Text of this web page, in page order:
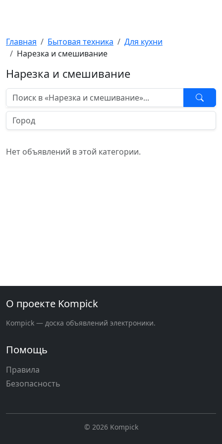
Главная Бытовая техника
Для кухни
Нарезка и смешивание
Нарезка и смешивание
Нет объявлений в этой категории.
О проекте Kompick
Kompick — доска объявлений электроники.
Помощь
Правила
Безопасность
© 2026 Kompick